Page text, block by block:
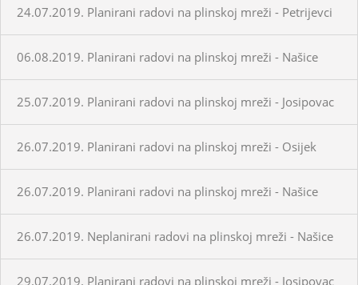
24.07.2019. Planirani radovi na plinskoj mreži - Petrijevci
06.08.2019. Planirani radovi na plinskoj mreži - Našice
25.07.2019. Planirani radovi na plinskoj mreži - Josipovac
26.07.2019. Planirani radovi na plinskoj mreži - Osijek
26.07.2019. Planirani radovi na plinskoj mreži - Našice
26.07.2019. Neplanirani radovi na plinskoj mreži - Našice
29.07.2019. Planirani radovi na plinskoj mreži - Josipovac